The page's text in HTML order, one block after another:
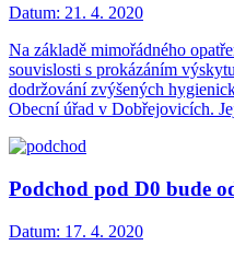
Datum: 21. 4. 2020
Na základě mimořádného
souvislosti s prokázáním
dodržování zvýšených
Obecní úřad v Dobřejovicích.
Podchod pod D0 bude
Datum: 17. 4. 2020